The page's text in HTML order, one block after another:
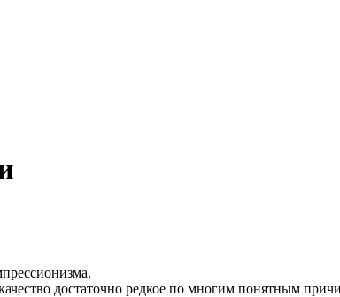
достаточно редкое по многим понятным